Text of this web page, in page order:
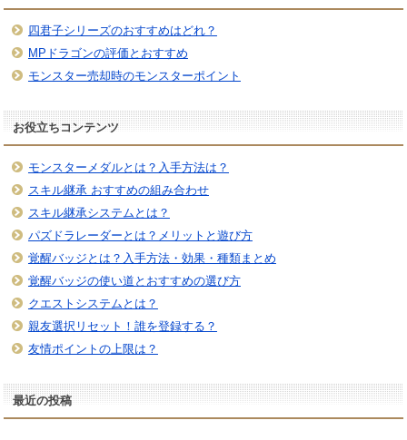
四君子シリーズのおすすめはどれ？
MPドラゴンの評価とおすすめ
モンスター売却時のモンスターポイント
お役立ちコンテンツ
モンスターメダルとは？入手方法は？
スキル継承 おすすめの組み合わせ
スキル継承システムとは？
パズドラレーダーとは？メリットと遊び方
覚醒バッジとは？入手方法・効果・種類まとめ
覚醒バッジの使い道とおすすめの選び方
クエストシステムとは？
親友選択リセット！誰を登録する？
友情ポイントの上限は？
最近の投稿